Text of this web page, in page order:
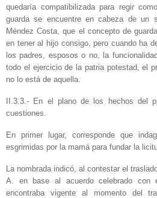
quedaría compatibilizada para regir
guarda se encuentre en cabeza de un
Méndez Costa, que el concepto de
en tener al hijo consigo, pero cuando ha
los padres, esposos o no, la
todo el ejercicio de la patria potestad, el
no lo está de aquella.
II.3.3.- En el plano de los hechos del
cuestiones.
En primer lugar, corresponde que
esgrimidas por la mamá para fundar la
La nombrada indicó, al contestar el
A. en base al acuerdo celebrado con
encontraba vigente al momento del